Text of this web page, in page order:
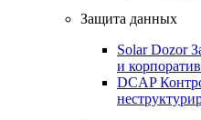
Защита данных
Solar Dozor
и
DCAP